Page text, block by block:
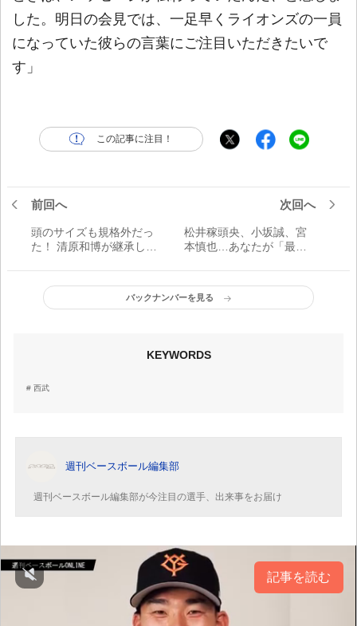
した。明日の会見では、一足早くライオンズの一員
になっていた彼らの言葉にご注目いただきたいで
す」
この記事に注目！
前回へ
頭のサイズも規格外だっ
た！ 清原和博が継承した
主”は【プロ野球はみだし
録】
次回へ
松井稼頭央、小坂誠、宮
本慎也…あなたが「最も
は？
バックナンバーを見る
KEYWORDS
西武
週刊ベースボール編集部
週刊ベースボール編集部が今注目の選手、出来事をお届け
記事を読む